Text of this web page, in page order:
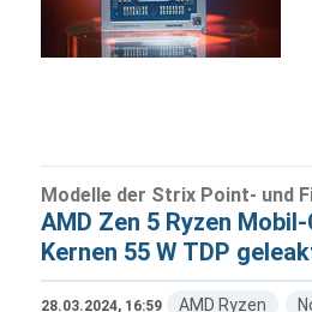
Modelle der Strix Point- und
AMD Zen 5 Ryzen
Kernen 55 W TDP
28.03.2024, 16:59 AMD Ryzen